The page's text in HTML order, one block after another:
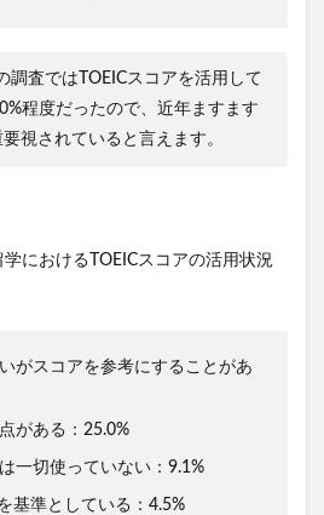
調査ではTOEICスコアを活用して
程度だったので、近年ますます
要視されていると言えます。
におけるTOEICスコアの活用状況
がスコアを参考にすることがあ
がある：25.0%
一切使っていない：9.1%
基準としている：4.5%